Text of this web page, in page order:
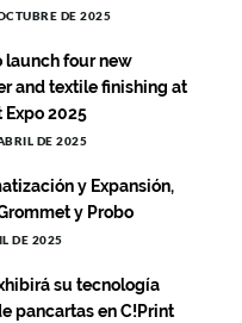
DE 2025
launch four new
and textile finishing at
Expo 2025
DE 2025
y Expansión,
y Probo
DE 2025
su tecnología
pancartas en C!Print